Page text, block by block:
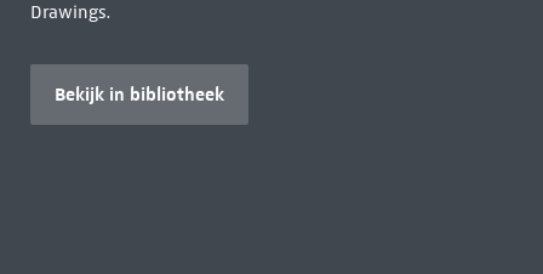
Drawings.
Bekijk in bibliotheek